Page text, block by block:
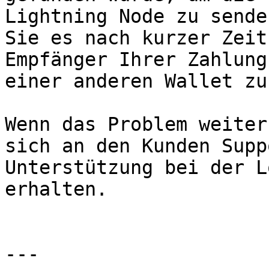
Lightning Node zu
Sie es nach kurzer
Empfänger Ihrer
einer anderen Wallet
Wenn das Problem
sich an den Kunden
Unterstützung bei der
erhalten.
---